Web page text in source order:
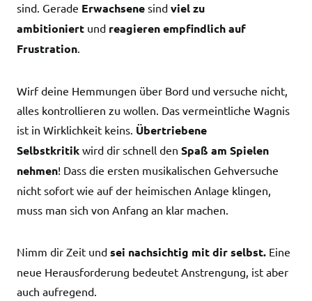
sind. Gerade Erwachsene sind viel zu
ambitioniert und reagieren empfindlich auf
Frustration.
Wirf deine Hemmungen über Bord und versuche nicht,
alles kontrollieren zu wollen. Das vermeintliche Wagnis
ist in Wirklichkeit keins. Übertriebene
Selbstkritik wird dir schnell den Spaß am Spielen
nehmen! Dass die ersten musikalischen Gehversuche
nicht sofort wie auf der heimischen Anlage klingen,
muss man sich von Anfang an klar machen.
Nimm dir Zeit und sei nachsichtig mit dir selbst. Eine
neue Herausforderung bedeutet Anstrengung, ist aber
auch aufregend.